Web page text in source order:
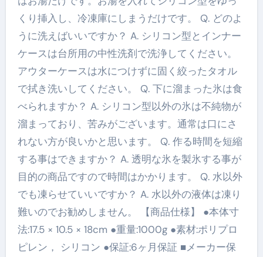
くり挿入し、冷凍庫にしまうだけです。 Q. どのよ
うに洗えばいいですか？ A. シリコン型とインナー
ケースは台所用の中性洗剤で洗浄してください。
アウターケースは水につけずに固く絞ったタオル
で拭き洗いしてください。 Q. 下に溜まった氷は食
べられますか？ A. シリコン型以外の氷は不純物が
溜まっており、苦みがございます。通常は口にさ
れない方が良いかと思います。 Q. 作る時間を短縮
する事はできますか？ A. 透明な氷を製氷する事が
目的の商品ですので時間はかかります。 Q. 水以外
でも凍らせていいですか？ A. 水以外の液体は凍り
難いのでお勧めしません。 【商品仕様】 ●本体寸
法:17.5 × 10.5 × 18cm ●重量:1000g ●素材:ポリプロ
ピレン， シリコン ●保証:6ヶ月保証 ■メーカー保